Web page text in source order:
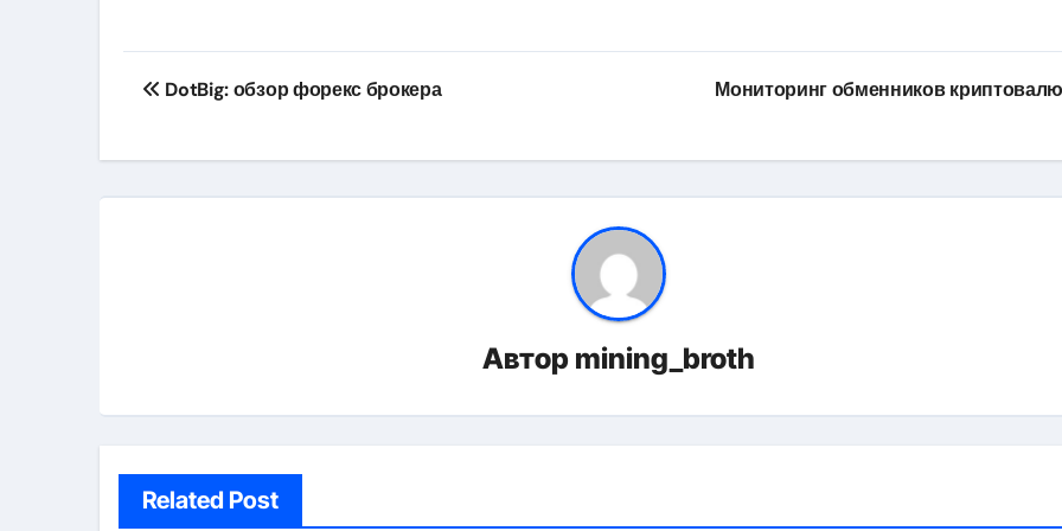
Навигация
записям
DotBig: обзор форекс брокера Мониторинг обменников
Автор mining_broth
Related Post